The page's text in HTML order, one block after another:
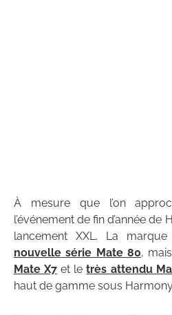
À mesure que l’on
l’événement de fin d’année
lancement XXL. La
nouvelle série Mate 80,
Mate X7 et letrès attendu
haut de gamme sous